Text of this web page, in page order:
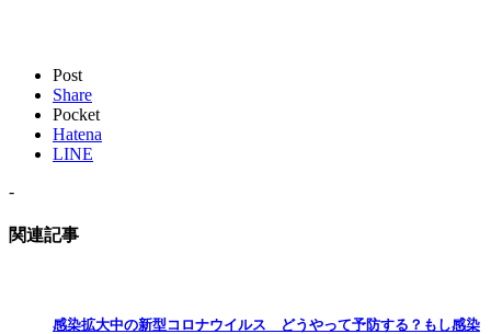
Post
Share
Pocket
Hatena
LINE
-
関連記事
感染拡大中の新型コロナウイルス どうやって予防する？もし感染